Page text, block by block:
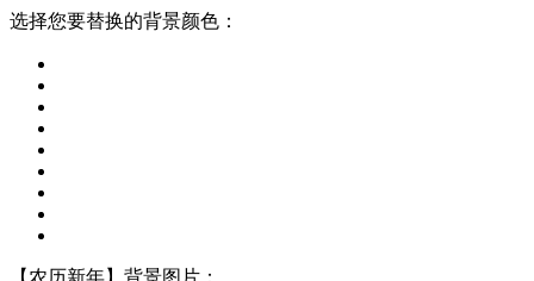
选择您要替换的背景颜色：
【农历新年】背景图片：